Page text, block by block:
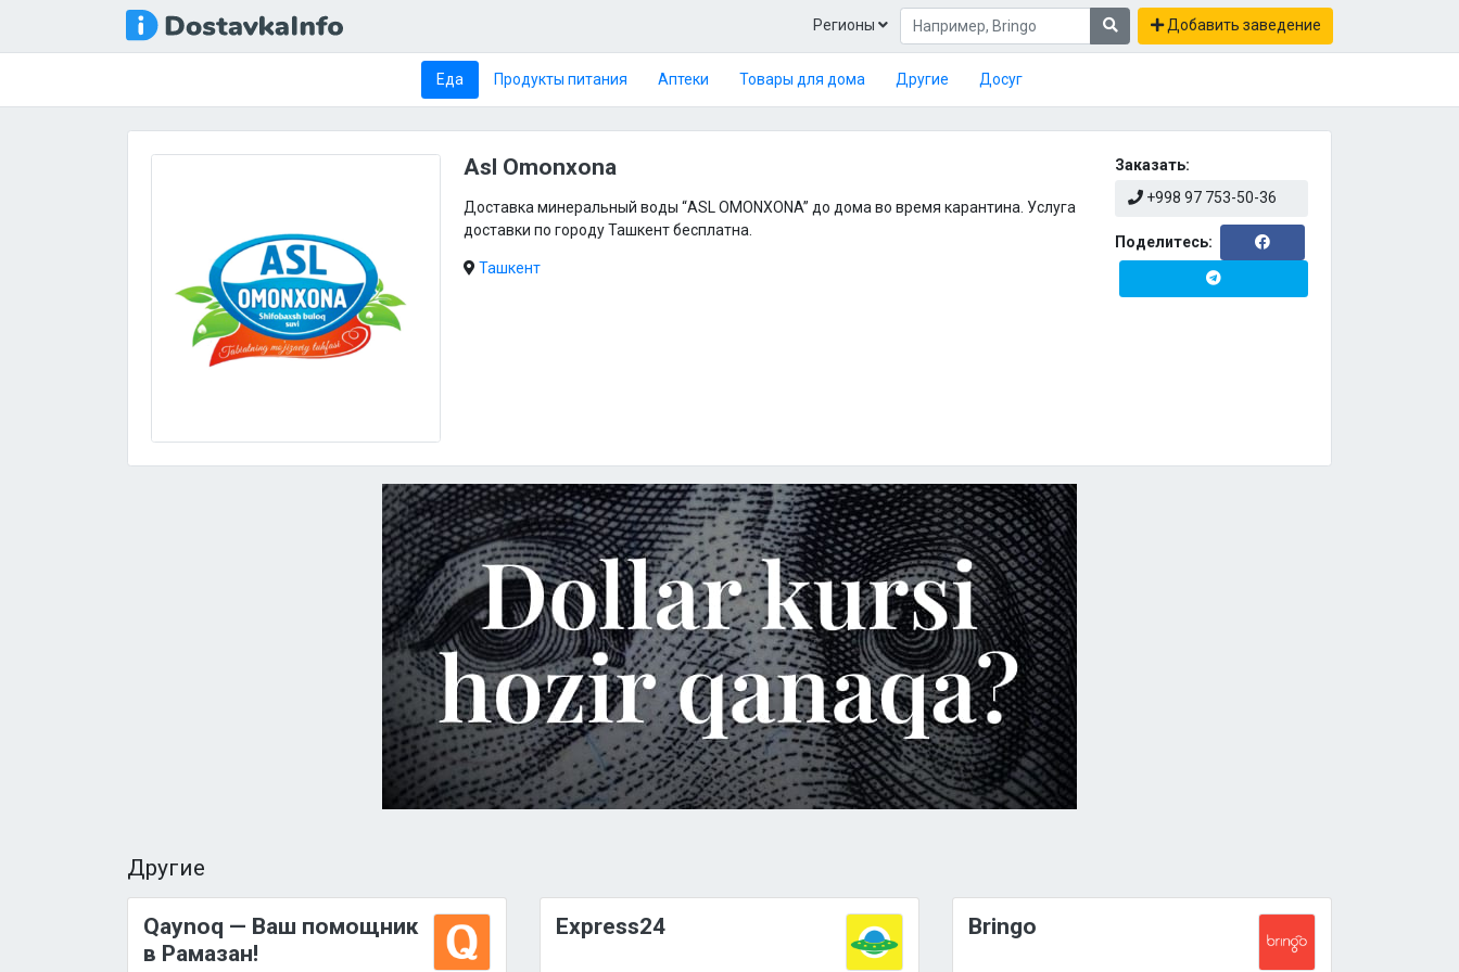
Регионы Добавить заведение
Еда Продукты питания Аптеки Товары для дома Другие Досуг
Asl Omonxona
Доставка минеральный воды “ASL OMONXONA” до дома во время карантина. Услуга
доставки по городу Ташкент бесплатна.
Ташкент
Заказать:
+998 97 753-50-36
Поделитесь:
Другие
Qaynoq — Ваш помощник
в Рамазан!
Express24 Bringo